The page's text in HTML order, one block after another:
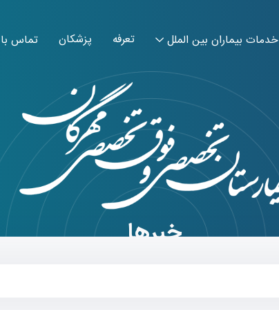
خدمات بیماران بین الملل تعرفه پزشکان تماس
خبرها